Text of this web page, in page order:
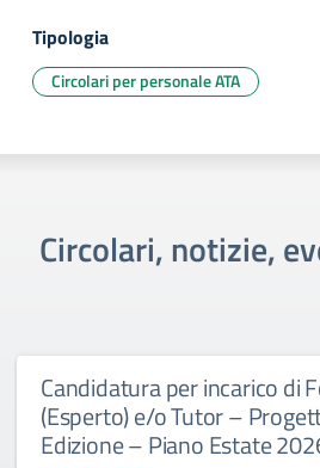
Tipologia
Circolari per personale ATA
Circolari, notizie,
Candidatura per incarico di
(Esperto) e/o Tutor –
Edizione – Piano Estate